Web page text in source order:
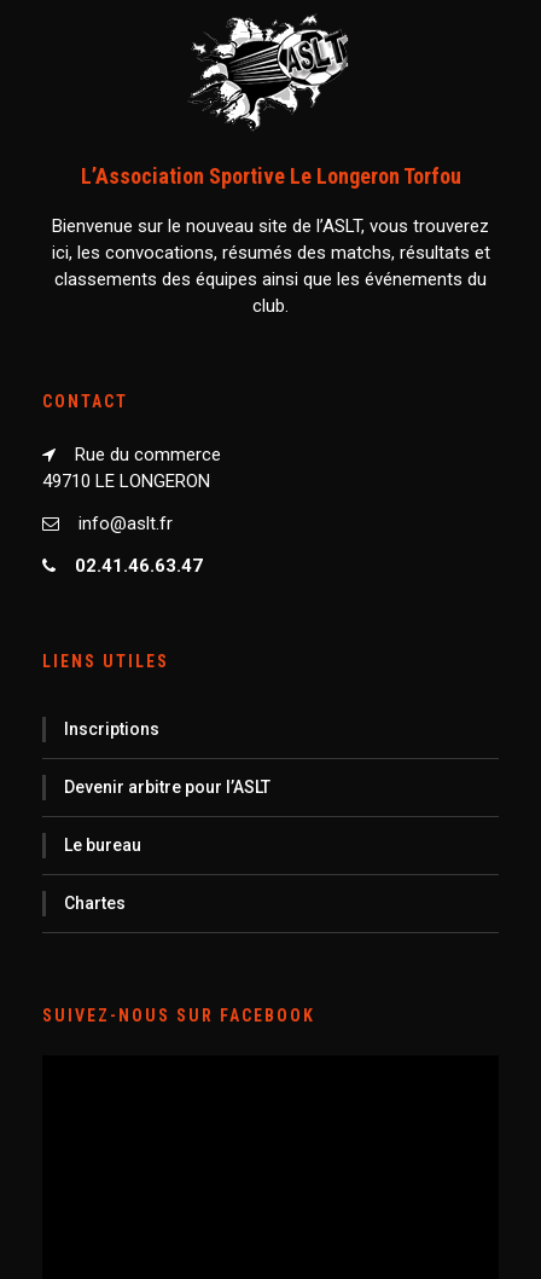
L’Association Sportive Le Longeron Torfou
Bienvenue sur le nouveau site de l’ASLT, vous trouverez
ici, les convocations, résumés des matchs, résultats et
classements des équipes ainsi que les événements du
club.
CONTACT
Rue du commerce
49710 LE LONGERON
info@aslt.fr
02.41.46.63.47
LIENS UTILES
Inscriptions
Devenir arbitre pour l’ASLT
Le bureau
Chartes
SUIVEZ-NOUS SUR FACEBOOK